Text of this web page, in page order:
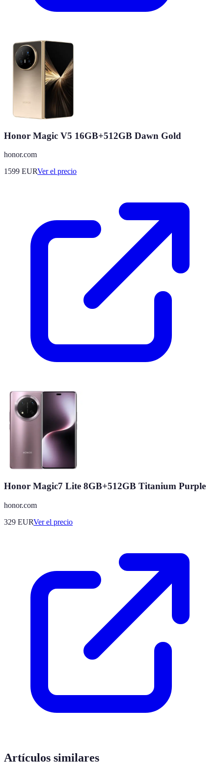
Honor Magic V5 16GB+512GB Dawn Gold
honor.com
1599 EURVer el precio
Honor Magic7 Lite 8GB+512GB Titanium Purple
honor.com
329 EURVer el precio
Artículos similares